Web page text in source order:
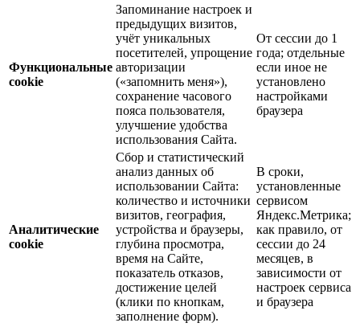
Функциональные
cookie
Запоминание настроек и
предыдущих визитов,
учёт уникальных
посетителей, упрощение
авторизации
(«запомнить меня»),
сохранение часового
пояса пользователя,
улучшение удобства
использования Сайта.
От сессии до 1
года; отдельные
если иное не
установлено
настройками
браузера
Аналитические
cookie
Сбор и статистический
анализ данных об
использовании Сайта:
количество и источники
визитов, география,
устройства и браузеры,
глубина просмотра,
время на Сайте,
показатель отказов,
достижение целей
(клики по кнопкам,
заполнение форм).
В сроки,
установленные
сервисом
Яндекс.Метрика;
как правило, от
сессии до 24
месяцев, в
зависимости от
настроек сервиса
и браузера